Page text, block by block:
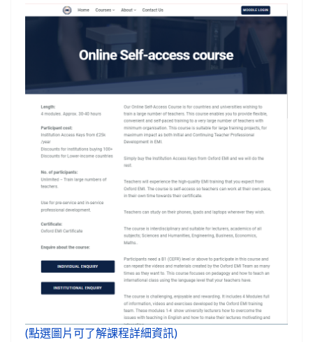
(點選圖片可了解課程詳細資訊)